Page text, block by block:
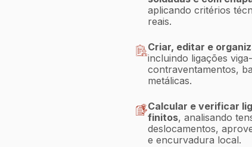
aplicando critérios
reais.
Criar, editar e
incluindo ligações
contraventamentos,
metálicas.
Calcular e verificar
finitos, analisando
deslocamentos,
e encurvadura local.